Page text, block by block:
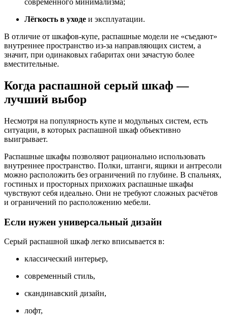
современного минимализма;
Лёгкость в уходе и эксплуатации.
В отличие от шкафов-купе, распашные модели не «съедают»
внутреннее пространство из-за направляющих систем, а
значит, при одинаковых габаритах они зачастую более
вместительные.
Когда распашной серый шкаф —
лучший выбор
Несмотря на популярность купе и модульных систем, есть
ситуации, в которых распашной шкаф объективно
выигрывает.
Распашные шкафы позволяют рационально использовать
внутреннее пространство. Полки, штанги, ящики и антресоли
можно расположить без ограничений по глубине. В спальнях,
гостиных и просторных прихожих распашные шкафы
чувствуют себя идеально. Они не требуют сложных расчётов
и ограничений по расположению мебели.
Если нужен универсальный дизайн
Серый распашной шкаф легко вписывается в:
классический интерьер,
современный стиль,
скандинавский дизайн,
лофт,